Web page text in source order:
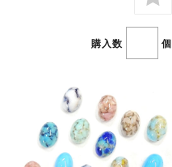
購入数 個